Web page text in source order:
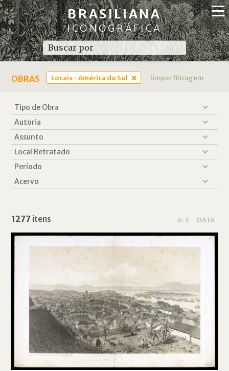
BRASILIANA
ICONOGRÁFICA
OBRAS Locais - América do Sul limpar filtragem
1277 itens A-Z DATA